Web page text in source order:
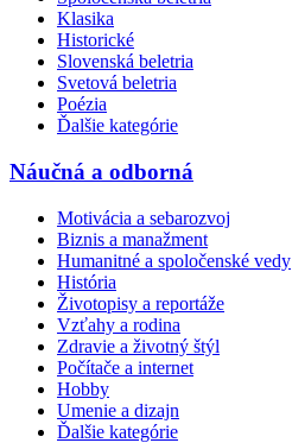
Klasika
Historické
Slovenská beletria
Svetová beletria
Poézia
Ďalšie kategórie
Náučná a odborná
Motivácia a sebarozvoj
Biznis a manažment
Humanitné a spoločenské vedy
História
Životopisy a reportáže
Vzťahy a rodina
Zdravie a životný štýl
Počítače a internet
Hobby
Umenie a dizajn
Ďalšie kategórie